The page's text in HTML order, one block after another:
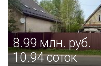
8.99 млн. руб.
10.94 соток